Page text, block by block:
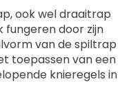
ook wel draaitrap
fungeren door zijn
van de spiltrap
toepassen van een
knieregels in